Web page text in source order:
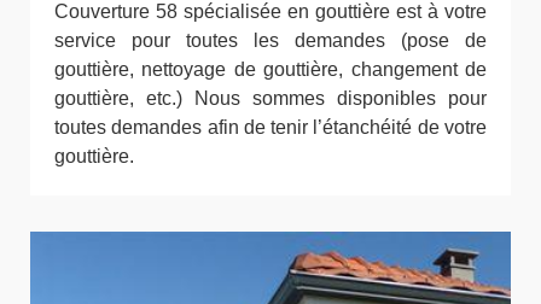
Couverture 58 spécialisée en gouttière est à votre
service pour toutes les demandes (pose de
gouttière, nettoyage de gouttière, changement de
gouttière, etc.) Nous sommes disponibles pour
toutes demandes afin de tenir l’étanchéité de votre
gouttière.